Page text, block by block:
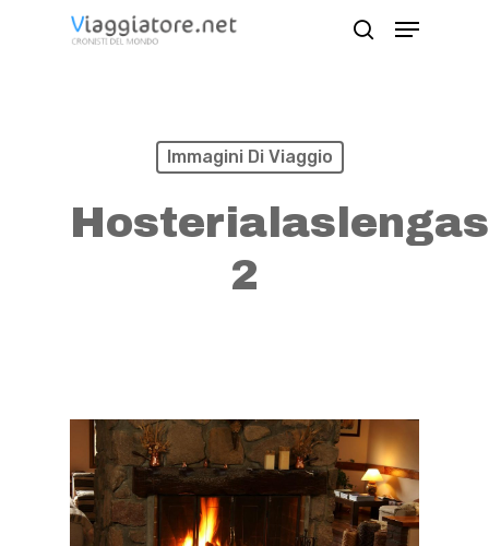
Menu
Immagini Di Viaggio
Hosterialaslengas
2